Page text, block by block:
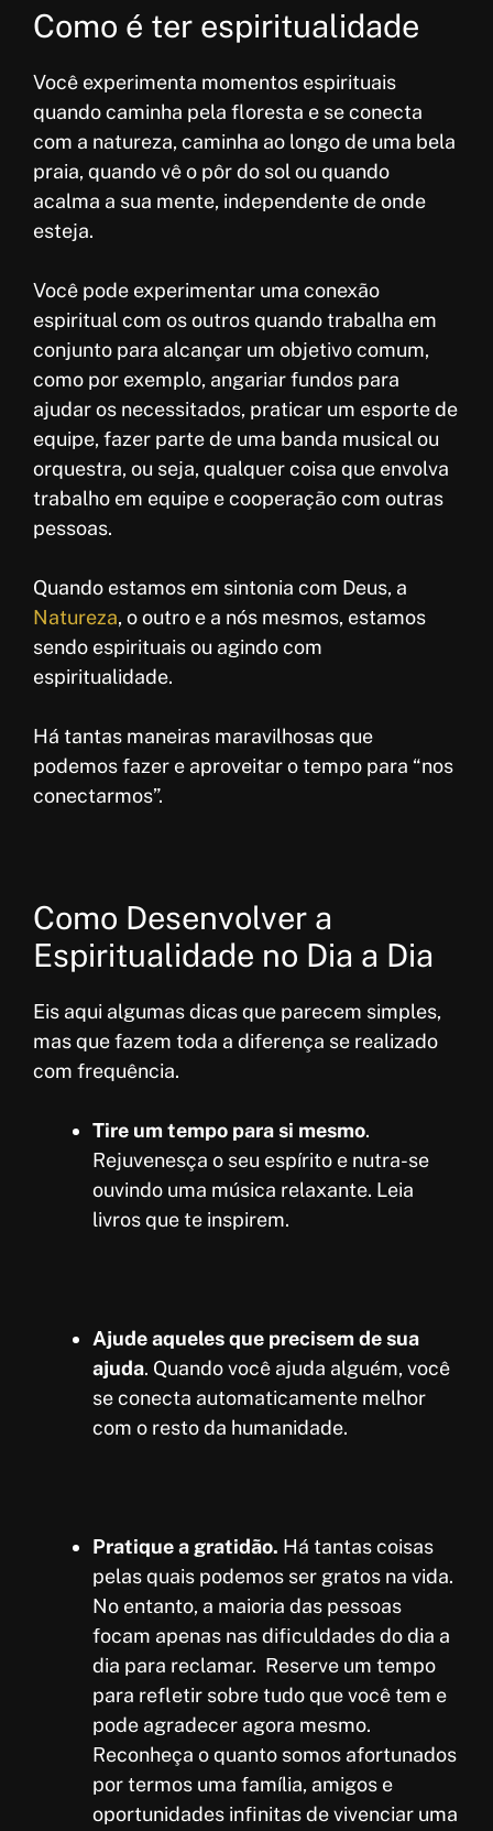
Como é ter espiritualidade
Você experimenta momentos espirituais
quando caminha pela floresta e se conecta
com a natureza, caminha ao longo de uma bela
praia, quando vê o pôr do sol ou quando
acalma a sua mente, independente de onde
esteja.
Você pode experimentar uma conexão
espiritual com os outros quando trabalha em
conjunto para alcançar um objetivo comum,
como por exemplo, angariar fundos para
ajudar os necessitados, praticar um esporte de
equipe, fazer parte de uma banda musical ou
orquestra, ou seja, qualquer coisa que envolva
trabalho em equipe e cooperação com outras
pessoas.
Quando estamos em sintonia com Deus, a
Natureza, o outro e a nós mesmos, estamos
sendo espirituais ou agindo com
espiritualidade.
Há tantas maneiras maravilhosas que
podemos fazer e aproveitar o tempo para “nos
conectarmos”.
Como Desenvolver a
Espiritualidade no Dia a Dia
Eis aqui algumas dicas que parecem simples,
mas que fazem toda a diferença se realizado
com frequência.
Tire um tempo para si mesmo.
Rejuvenesça o seu espírito e nutra-se
ouvindo uma música relaxante. Leia
livros que te inspirem.
Ajude aqueles que precisem de sua
ajuda. Quando você ajuda alguém, você
se conecta automaticamente melhor
com o resto da humanidade.
Pratique a gratidão. Há tantas coisas
pelas quais podemos ser gratos na vida.
No entanto, a maioria das pessoas
focam apenas nas dificuldades do dia a
dia para reclamar. Reserve um tempo
para refletir sobre tudo que você tem e
pode agradecer agora mesmo.
Reconheça o quanto somos afortunados
por termos uma família, amigos e
oportunidades infinitas de vivenciar uma